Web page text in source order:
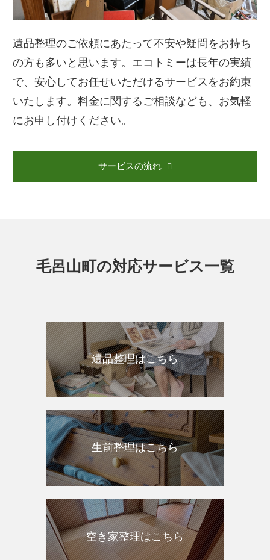
遺品整理のご依頼にあたって不安や疑問をお持ち
の方も多いと思います。エコトミーは長年の実績
で、安心してお任せいただけるサービスをお約束
いたします。料金に関するご相談なども、お気軽
にお申し付けください。
サービスの流れ
毛呂山町の対応サービス一覧
遺品整理はこちら
生前整理はこちら
空き家整理はこちら